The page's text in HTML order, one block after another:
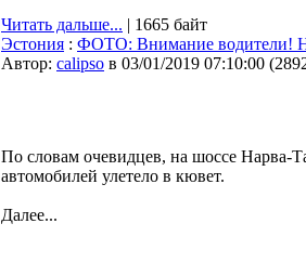
Читать дальше... | 1665 байт
Эстония : ФОТО: Внимание водители!
Автор: calipso в 03/01/2019 07:10:00 (
По словам очевидцев, на шоссе Нарва-
автомобилей улетело в кювет.
Далее...